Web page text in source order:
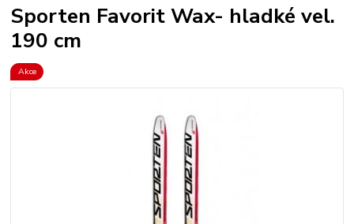
Sporten Favorit Wax- hladké vel.
190 cm
Akce